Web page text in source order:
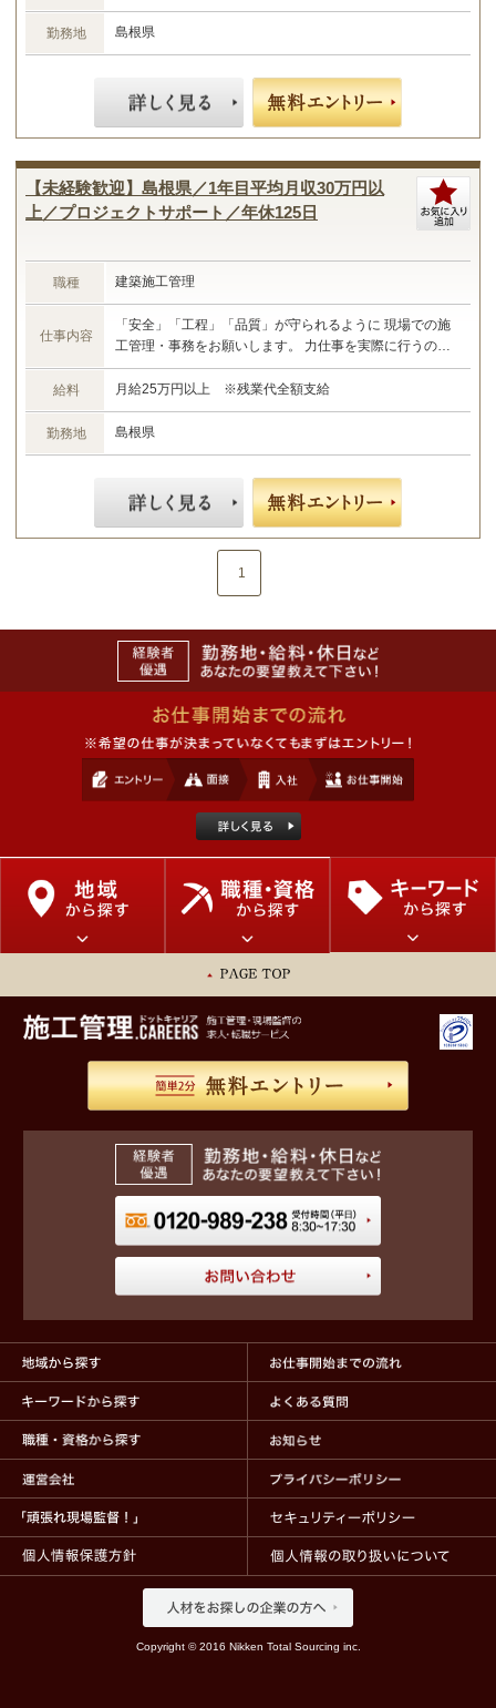
書類作成 など ☆あなたのご経験やスキルに合わせた業務
をお任せします☆
勤務地 島根県
【未経験歓迎】島根県／1年目平均月収30万円以
上／プロジェクトサポート／年休125日
職種 建築施工管理
仕事内容
「安全」「工程」「品質」が守られるように 現場での施
工管理・事務をお願いします。 力仕事を実際に行うのは
職人さん！ あなたが担当するのは進行管理だけです。 彼
らが仕事に専念できるスムーズな進行を心がけ、 予算や
仕上がりのチェックをお願いします。 関わった建築が完
成した時の達成感を、 あなたも早く体験して下さい！ 以
下のような建築、土木、電気工事、プラントといった
考慮して担当を決定します。 ◇大規模商業施設 ◇大型マ
ンション ◇戸建住宅 ◇RC造、S造オフィスビル ◇店舗
◇道路 ◇橋梁 ◇ホテル ◇空港 ◇鉄道 ◇工場 など
給料 月給25万円以上 ※残業代全額支給
勤務地 島根県
1
Copyright © 2016 Nikken Total Sourcing inc.